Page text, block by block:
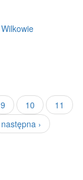
9 10
11
następna ›